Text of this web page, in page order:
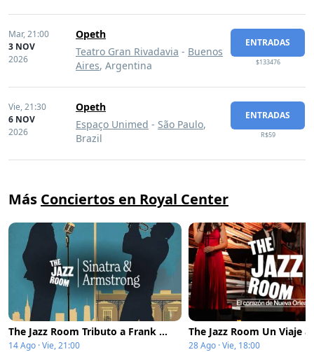
Mar,21:00
3 NOV
2026
Opeth
Teatro Gran Rivadavia - Buenos
Aires, Argentina
ENTRADAS
$133476
Vie,21:30
6 NOV
2026
Opeth
Espaço Unimed - São Paulo,
Brazil
ENTRADAS
R$59
Más Conciertos en Royal Center
The Jazz Room Tributo a Frank Sinatra y Louis Armstrong
14 Ago · Vie, 21:00
28 Ago · Vie, 18:00